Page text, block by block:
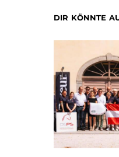
DIR KÖNNTE